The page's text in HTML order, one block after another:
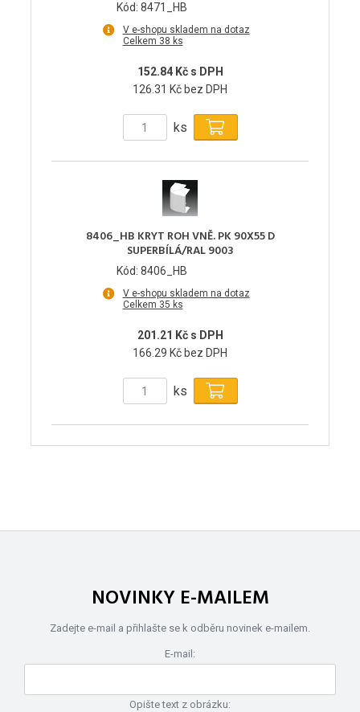
Kód: 8471_HB
V e-shopu skladem na dotaz
Celkem 38 ks
152.84 Kč s DPH
126.31 Kč bez DPH
ks
8406_HB KRYT ROH VNĚ. PK 90X55 D
SUPERBÍLÁ/RAL 9003
Kód: 8406_HB
V e-shopu skladem na dotaz
Celkem 35 ks
201.21 Kč s DPH
166.29 Kč bez DPH
ks
NOVINKY E-MAILEM
Zadejte e-mail a přihlašte se k odběru novinek e-mailem.
E-mail:
Opište text z obrázku: